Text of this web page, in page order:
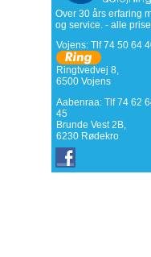
Over 30 års erfaring
og service. - alle
Vojens: Tlf74 50 64
Ringtvedvej 8,
6500 Vojens
Aabenraa: Tlf 74 62
45
Brunde Vest 2B,
6230 Rødekro